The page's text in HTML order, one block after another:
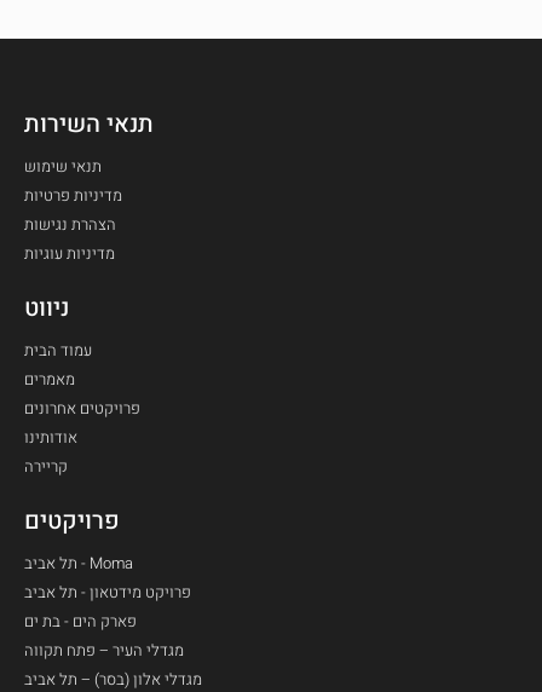
פרויקטים
Moma - תל אביב
פרויקט מידטאון - תל אביב
פארק הים - בת ים​
מגדלי העיר – פתח תקווה
מגדלי אלון (בסר) – תל אביב
ניווט
עמוד הבית
מאמרים
פרויקטים אחרונים
אודותינו
קריירה
תנאי השירות
תנאי שימוש
מדיניות פרטיות
הצהרת נגישות
מדיניות עוגיות